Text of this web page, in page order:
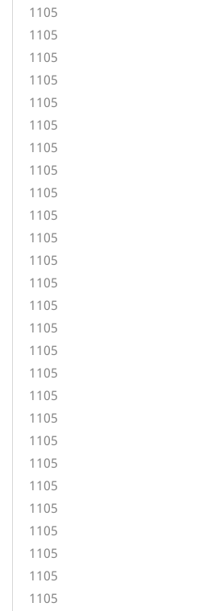
1105
1105
1105
1105
1105
1105
1105
1105
1105
1105
1105
1105
1105
1105
1105
1105
1105
1105
1105
1105
1105
1105
1105
1105
1105
1105
1105